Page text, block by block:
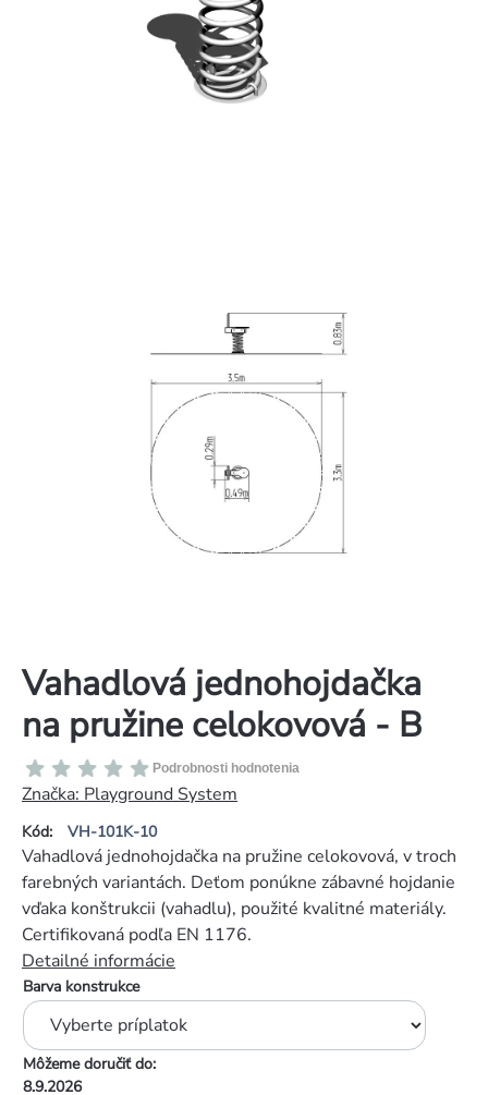
Vahadlová jednohojdačka
na pružine celokovová - B
Kód: VH-101K-10
Priemerné
hodnotenie
produktu
je
0,0
5
hviezdičiek.
Podrobnosti hodnotenia
Značka: Playground System
Barva konstrukce
Môžeme doručiť do:
8.9.2026
Vahadlová jednohojdačka na pružine celokovová, v troch
farebných variantách. Deťom ponúkne zábavné hojdanie
vďaka konštrukcii (vahadlu), použité kvalitné materiály.
Certifikovaná podľa EN 1176.
Detailné informácie